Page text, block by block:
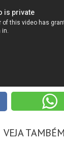
VEJA TAMBÉM